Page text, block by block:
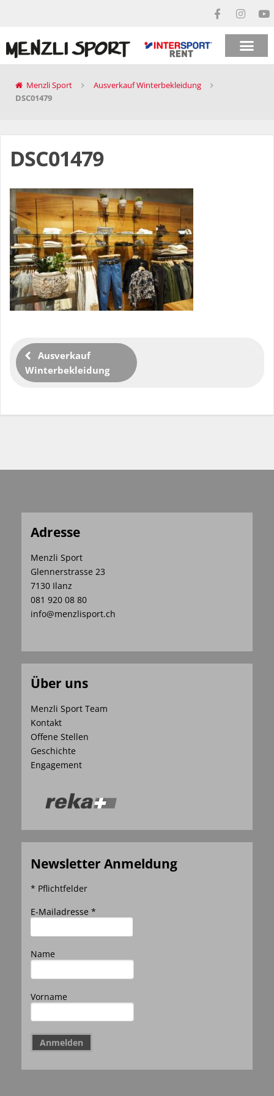
Menzli Sport
Ausverkauf Winterbekleidung
DSC01479
DSC01479
Ausverkauf
Winterbekleidung
Adresse
Menzli Sport
Glennerstrasse 23
7130 Ilanz
081 920 08 80
info@menzlisport.ch
Über uns
Menzli Sport Team
Kontakt
Offene Stellen
Geschichte
Engagement
Newsletter Anmeldung
* Pflichtfelder
E-Mailadresse *
Name
Vorname